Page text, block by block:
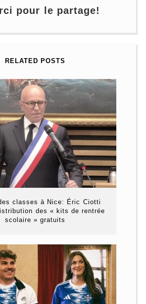
pour le partage!
RELATED POSTS
classes à Nice: Éric Ciotti
des « kits de rentrée
scolaire » gratuits